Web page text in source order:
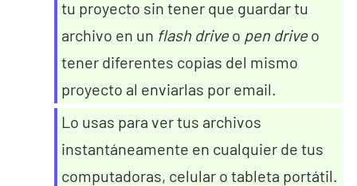
tu proyecto sin tener que guardar tu
archivo en un flash drive o pen drive o
tener diferentes copias del mismo
proyecto al enviarlas por email.
Lo usas para ver tus archivos
instantáneamente en cualquier de tus
computadoras, celular o tableta portátil.